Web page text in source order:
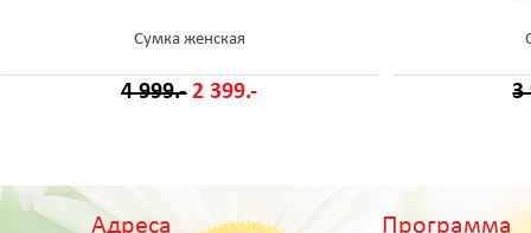
Сумка женская
4 999.- 2 399.- 3
Адреса
Программа